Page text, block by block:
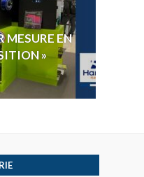
MESURE EN
»